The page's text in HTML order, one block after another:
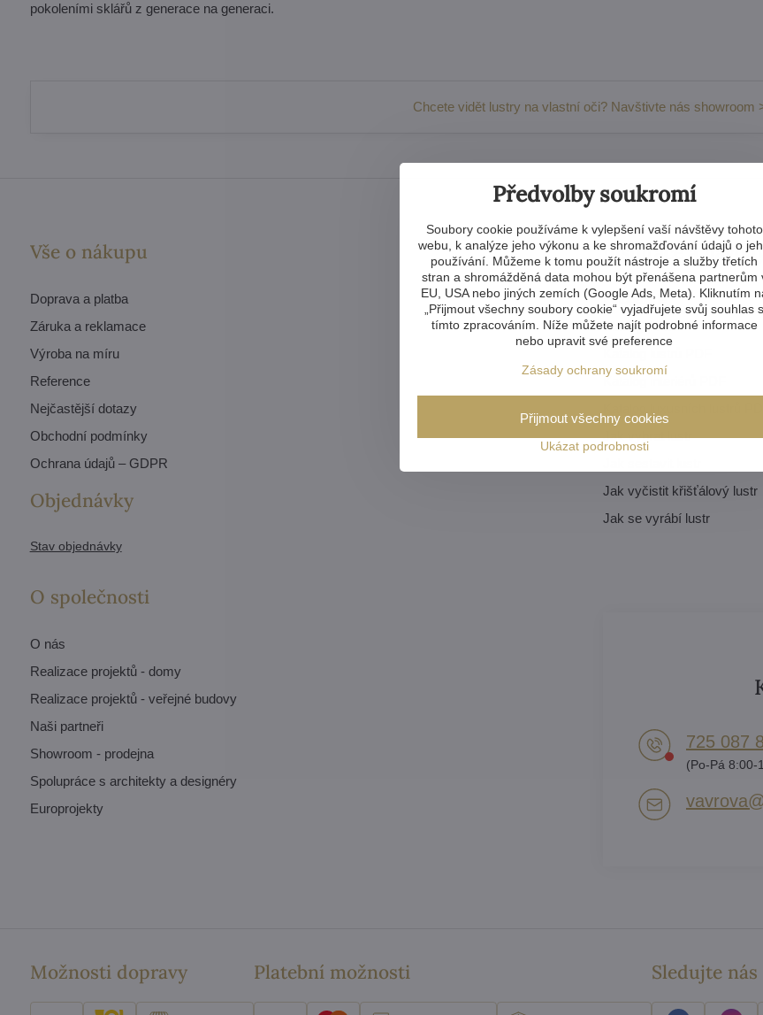
pokoleními sklářů z generace na generaci.
Chcete vidět lustry na vlastní oči? Navštivte nás showroom
Vše o nákupu
Doprava a platba
Záruka a reklamace
Výroba na míru
Reference
Nejčastější dotazy
Obchodní podmínky
Ochrana údajů – GDPR
Objednávky
Stav objednávky
Inspirace a
Fotogalerie
Videogalerie
Katalog interiérů PDF
Jak vybrat lustr
Jak vyčistit křišťálový lustr
Jak se vyrábí lustr
O společnosti
O nás
Realizace projektů - domy
Realizace projektů - veřejné budovy
Naši partneři
Showroom - prodejna
Spolupráce s architekty a designéry
Europrojekty
725 087
(Po-Pá 8:00-
Možnosti dopravy Platební možnosti Sledujte nás
Předvolby soukromí
Soubory cookie používáme k vylepšení vaší návštěvy tohoto
webu, k analýze jeho výkonu a ke shromažďování údajů o
používání. Můžeme k tomu použít nástroje a služby třetích
stran a shromážděná data mohou být přenášena partnerům
EU, USA nebo jiných zemích (Google Ads, Meta). Kliknutím
„Přijmout všechny soubory cookie“ vyjadřujete svůj souhlas s
tímto zpracováním. Níže můžete najít podrobné informace
nebo upravit své preference
Zásady ochrany soukromí
Ukázat podrobnosti
Přijmout všechny cookies